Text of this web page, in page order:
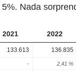
Nada
2021 2022
133.613 136.835
- 2,41 %